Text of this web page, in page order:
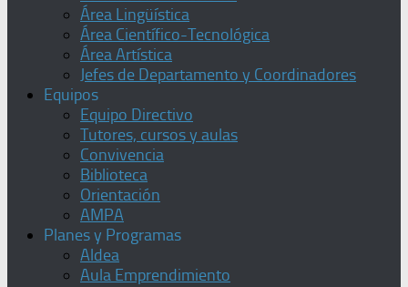
Área Lingüística
Área Científico-Tecnológica
Área Artística
Jefes de Departamento y Coordinadores
Equipos
Equipo Directivo
Tutores, cursos y aulas
Convivencia
Biblioteca
Orientación
AMPA
Planes y Programas
Aldea
Aula Emprendimiento